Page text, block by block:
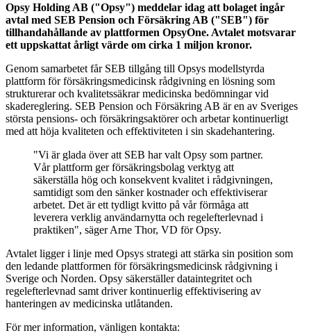
Opsy Holding AB ("Opsy") meddelar idag att bolaget ingår
avtal med SEB Pension och Försäkring AB ("SEB") för
tillhandahållande av plattformen OpsyOne. Avtalet motsvarar
ett uppskattat årligt värde om cirka 1 miljon kronor.
Genom samarbetet får SEB tillgång till Opsys modellstyrda
plattform för försäkringsmedicinsk rådgivning en lösning som
strukturerar och kvalitetssäkrar medicinska bedömningar vid
skadereglering. SEB Pension och Försäkring AB är en av Sveriges
största pensions- och försäkringsaktörer och arbetar kontinuerligt
med att höja kvaliteten och effektiviteten i sin skadehantering.
"Vi är glada över att SEB har valt Opsy som partner.
Vår plattform ger försäkringsbolag verktyg att
säkerställa hög och konsekvent kvalitet i rådgivningen,
samtidigt som den sänker kostnader och effektiviserar
arbetet. Det är ett tydligt kvitto på vår förmåga att
leverera verklig användarnytta och regelefterlevnad i
praktiken", säger Arne Thor, VD för Opsy.
Avtalet ligger i linje med Opsys strategi att stärka sin position som
den ledande plattformen för försäkringsmedicinsk rådgivning i
Sverige och Norden. Opsy säkerställer dataintegritet och
regelefterlevnad samt driver kontinuerlig effektivisering av
hanteringen av medicinska utlåtanden.
För mer information, vänligen kontakta: